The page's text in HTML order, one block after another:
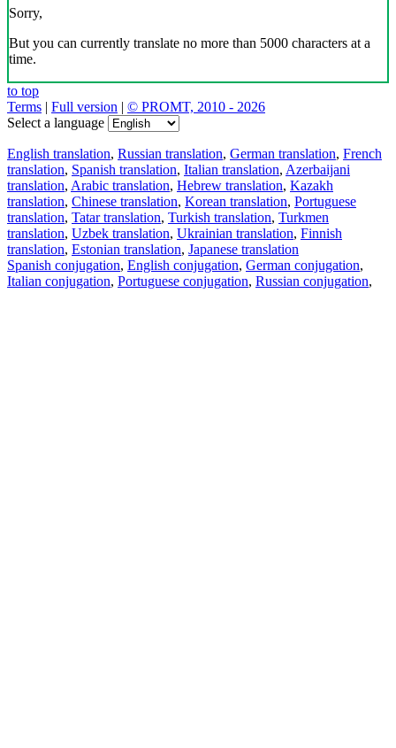
Sorry,
But you can currently translate no more than 5000 characters at a
time.
to top
Terms | Full version | © PROMT, 2010 - 2026
Select a language
English translation, Russian translation, German translation, French
translation, Spanish translation, Italian translation, Azerbaijani
translation, Arabic translation, Hebrew translation, Kazakh
translation, Chinese translation, Korean translation, Portuguese
translation, Tatar translation, Turkish translation, Turkmen
translation, Uzbek translation, Ukrainian translation, Finnish
translation, Estonian translation, Japanese translation
Spanish conjugation, English conjugation, German conjugation,
Italian conjugation, Portuguese conjugation, Russian conjugation,